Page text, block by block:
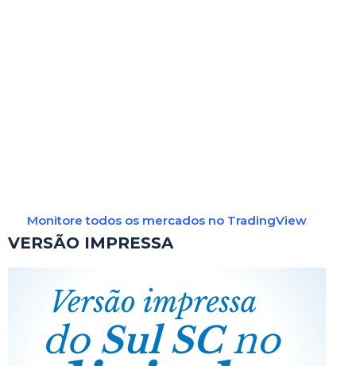
Monitore todos os mercados no TradingView
VERSÃO IMPRESSA